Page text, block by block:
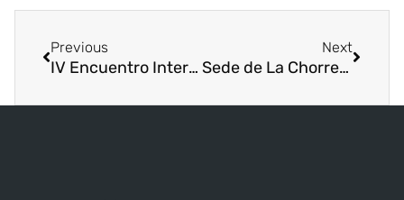
Previous
IV Encuentro Internacional del Proyecto de Especialización en Gestión de Iniciativas Económicas Colaborativas y Economía Social en Centro América (INICIA)
Next
Sede de La Chorrera celebra el Día de la Secretaria